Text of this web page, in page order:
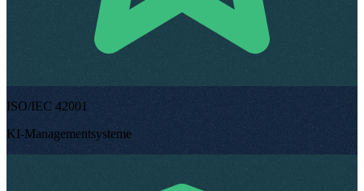
ISO/IEC 42001
KI-Managementsysteme